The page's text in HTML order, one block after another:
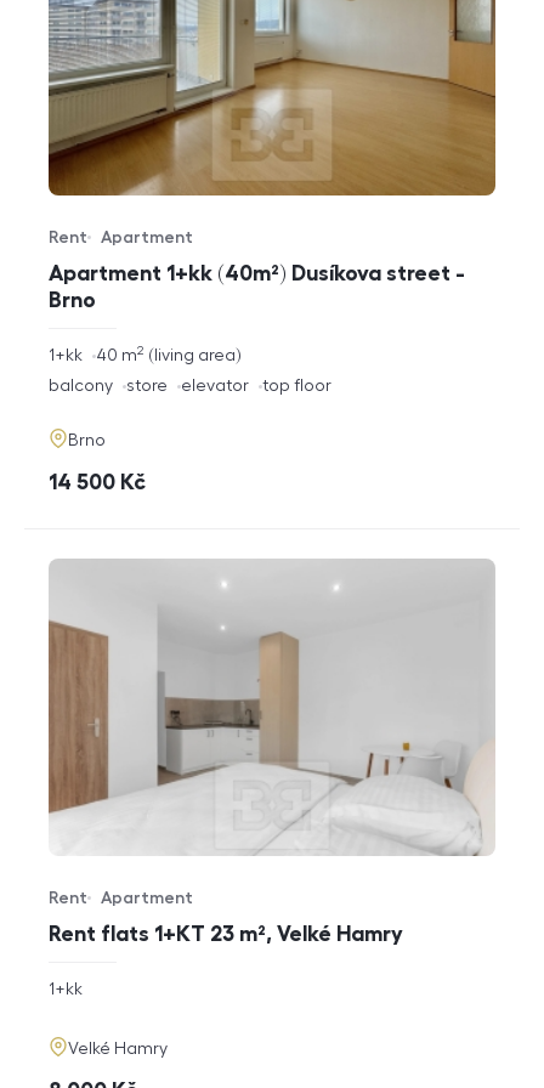
Apartment 1+kk (40m²) Dusíkova street -
Brno
Offer type
Rent
Property type
Apartment
rozměry
1+kk living area
40 m2
funkce
balcony store elevator top floor
adresa
Brno
cena
14 500 Kč
Rent flats 1+KT 23 m², Velké Hamry
Offer type
Rent
Property type
Apartment
rozměry
1+kk
adresa
Velké Hamry